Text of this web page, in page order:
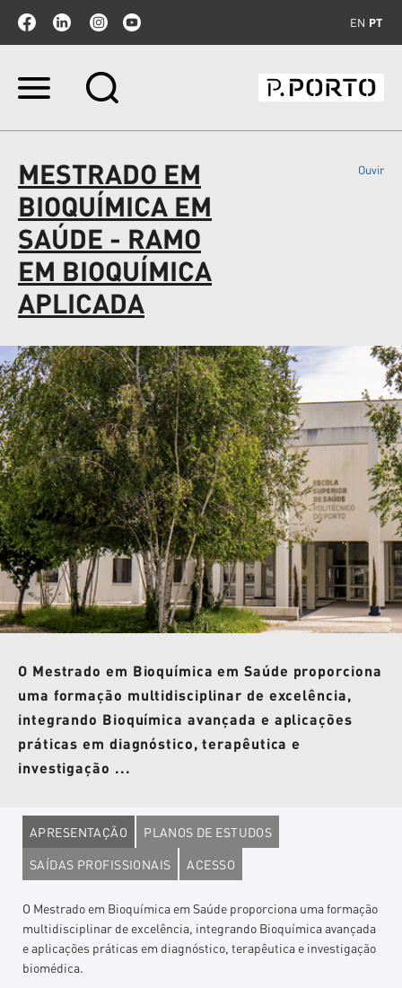
EN PT
Ir
Ir
para
a
navegação
MESTRADO EM
BIOQUÍMICA EM
SAÚDE - RAMO
EM BIOQUÍMICA
APLICADA
Ouvir
O Mestrado em Bioquímica em Saúde proporciona
uma formação multidisciplinar de excelência,
integrando Bioquímica avançada e aplicações
práticas em diagnóstico, terapêutica e
investigação ...
APRESENTAÇÃO
PLANOS DE ESTUDOS
SAÍDAS PROFISSIONAIS
ACESSO
O Mestrado em Bioquímica em Saúde proporciona uma formação
multidisciplinar de excelência, integrando Bioquímica avançada
e aplicações práticas em diagnóstico, terapêutica e investigação
biomédica.